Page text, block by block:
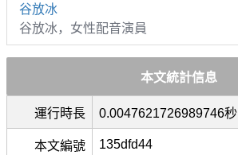
谷放冰
谷放冰，女性配音演員
本文統計信息
運行時長 0.0047621726989746秒
本文編號 135dfd44